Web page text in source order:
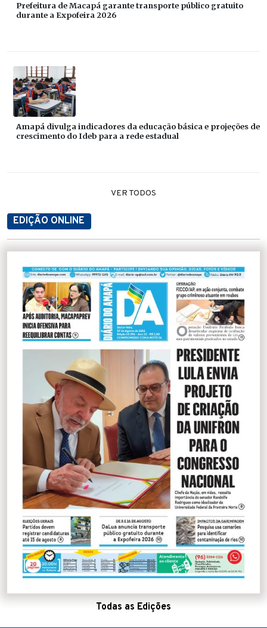
Prefeitura de Macapá garante transporte público gratuito
durante a Expofeira 2026
Amapá divulga indicadores da educação básica e projeções de
crescimento do Ideb para a rede estadual
VER TODOS
EDIÇÃO ONLINE
Todas as Edições